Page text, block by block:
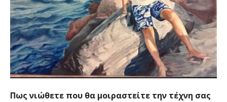
Πως νιώθετε που θα μοιραστείτε την τέχνη σας